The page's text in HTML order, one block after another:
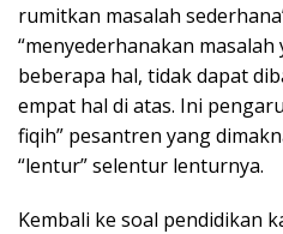
rumitkan masalah
“menyederhanakan masalah
beberapa hal, tidak dapat
empat hal di atas. Ini
fiqih” pesantren yang
“lentur” selentur lenturnya.
Kembali ke soal pendidikan